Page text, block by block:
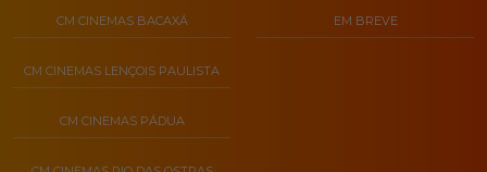
CM CINEMAS BACAXÁ
CM CINEMAS LENÇOIS PAULISTA
CM CINEMAS PÁDUA
EM BREVE